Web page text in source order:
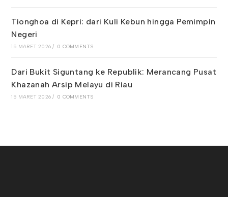
Tionghoa di Kepri: dari Kuli Kebun hingga Pemimpin
Negeri
15 MARET 2026 / 0 COMMENTS
Dari Bukit Siguntang ke Republik: Merancang Pusat
Khazanah Arsip Melayu di Riau
15 MARET 2026 / 0 COMMENTS